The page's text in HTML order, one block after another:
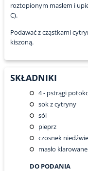
roztopionym masłem i
C).
Podawać z cząstkami
kiszoną.
SKŁADNIKI
4- pstrągi
sok z cytryny
sól
pieprz
czosnek
masło
DO PODANIA